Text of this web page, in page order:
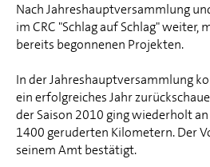
Nach Jahreshauptversammlung
im CRC "Schlag auf Schlag"
bereits begonnenen Projekten.
In der Jahreshauptversammlung
ein erfolgreiches Jahr
der Saison 2010 ging wiederholt
1400 geruderten Kilometern. Der
seinem Amt bestätigt.